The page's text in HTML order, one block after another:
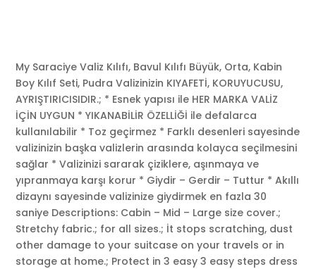
My Saraciye Valiz Kılıfı, Bavul Kılıfı Büyük, Orta, Kabin
Boy Kılıf Seti, Pudra Valizinizin KIYAFETİ, KORUYUCUSU,
AYRIŞTIRICISIDIR.; * Esnek yapısı ile HER MARKA VALİZ
İÇİN UYGUN * YIKANABİLİR ÖZELLİĞİ ile defalarca
kullanılabilir * Toz geçirmez * Farklı desenleri sayesinde
valizinizin başka valizlerin arasında kolayca seçilmesini
sağlar * Valizinizi sararak çiziklere, aşınmaya ve
yıpranmaya karşı korur * Giydir – Gerdir – Tuttur * Akıllı
dizaynı sayesinde valizinize giydirmek en fazla 30
saniye Descriptions: Cabin – Mid – Large size cover.;
Stretchy fabric.; for all sizes.; İt stops scratching, dust
other damage to your suitcase on your travels or in
storage at home.; Protect in 3 easy 3 easy steps dress